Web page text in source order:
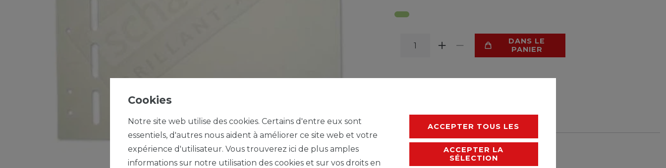
DANS LE
PANIER
LISTE DE SOUHAITS
Frais de livraison
Cookies
Notre site web utilise des cookies. Certains d'entre eux sont
essentiels, d'autres nous aident à améliorer ce site web et votre
expérience d'utilisateur. Vous trouverez ici de plus amples
informations sur notre utilisation des cookies et sur vos droits en
ACCEPTER TOUS LES
ACCEPTER LA
SÉLECTION